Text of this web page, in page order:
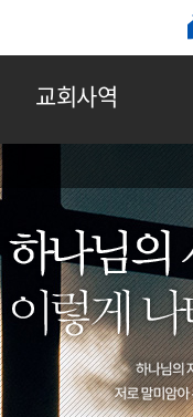
교회사역